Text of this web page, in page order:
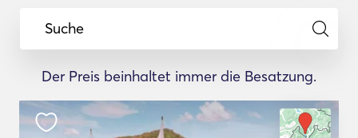
Suche
Der Preis beinhaltet immer die Besatzung.